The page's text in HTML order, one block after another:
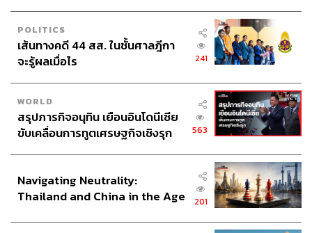
POLITICS
เส้นทางคดี 44 สส. ในชั้นศาลฎีกา
จะรู้ผลเมื่อไร
241
WORLD
สรุปภารกิจอนุทิน เยือนอินโดนีเซีย
ขับเคลื่อนการทูตเศรษฐกิจเชิงรุก
563
Navigating Neutrality:
Thailand and China in the Age
201